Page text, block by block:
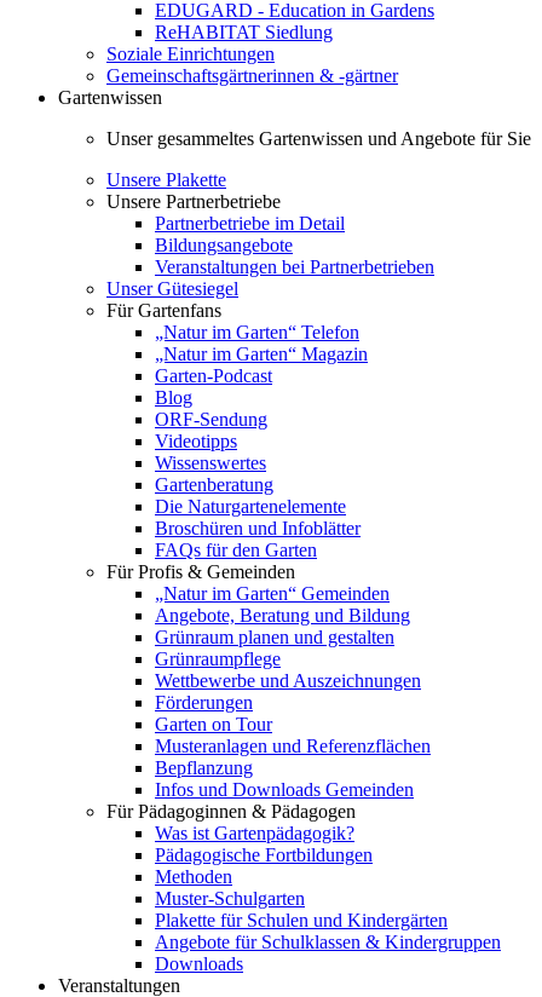
EDUGARD - Education in Gardens
ReHABITAT Siedlung
Soziale Einrichtungen
Gemeinschaftsgärtnerinnen & -gärtner
Gartenwissen
Unser gesammeltes Gartenwissen und Angebote für Sie
Unsere Plakette
Unsere Partnerbetriebe
Partnerbetriebe im Detail
Bildungsangebote
Veranstaltungen bei Partnerbetrieben
Unser Gütesiegel
Für Gartenfans
„Natur im Garten“ Telefon
„Natur im Garten“ Magazin
Garten-Podcast
Blog
ORF-Sendung
Videotipps
Wissenswertes
Gartenberatung
Die Naturgartenelemente
Broschüren und Infoblätter
FAQs für den Garten
Für Profis & Gemeinden
„Natur im Garten“ Gemeinden
Angebote, Beratung und Bildung
Grünraum planen und gestalten
Grünraumpflege
Wettbewerbe und Auszeichnungen
Förderungen
Garten on Tour
Musteranlagen und Referenzflächen
Bepflanzung
Infos und Downloads Gemeinden
Für Pädagoginnen & Pädagogen
Was ist Gartenpädagogik?
Pädagogische Fortbildungen
Methoden
Muster-Schulgarten
Plakette für Schulen und Kindergärten
Angebote für Schulklassen & Kindergruppen
Downloads
Veranstaltungen